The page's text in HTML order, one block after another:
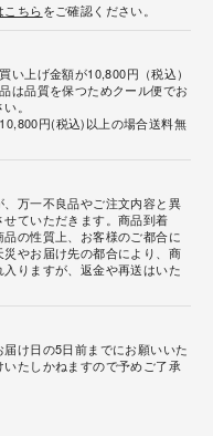
こちらをご確認ください。
い上げ金額が10,800円（税込）
は品質を保つためクール便でお
。
円(税込)以上の場合送料無
万一不良品やご注文内容と異
ていただきます。商品到着
の性質上、お客様のご都合に
やお届け先の都合により、商
りますが、返金や再送はいた
け日の5日前までにお願いいた
たしかねますので予めご了承